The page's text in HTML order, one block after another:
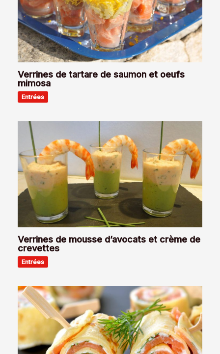
Verrines de tartare de saumon et oeufs
mimosa
Entrées
Verrines de mousse d’avocats et crème de
crevettes
Entrées